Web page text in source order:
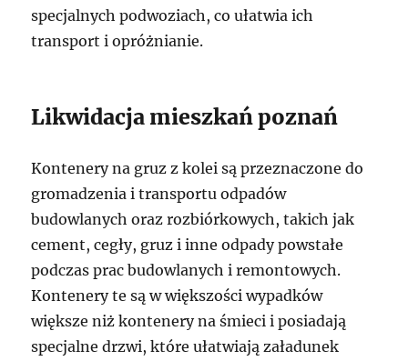
specjalnych podwoziach, co ułatwia ich
transport i opróżnianie.
Likwidacja mieszkań poznań
Kontenery na gruz z kolei są przeznaczone do
gromadzenia i transportu odpadów
budowlanych oraz rozbiórkowych, takich jak
cement, cegły, gruz i inne odpady powstałe
podczas prac budowlanych i remontowych.
Kontenery te są w większości wypadków
większe niż kontenery na śmieci i posiadają
specjalne drzwi, które ułatwiają załadunek